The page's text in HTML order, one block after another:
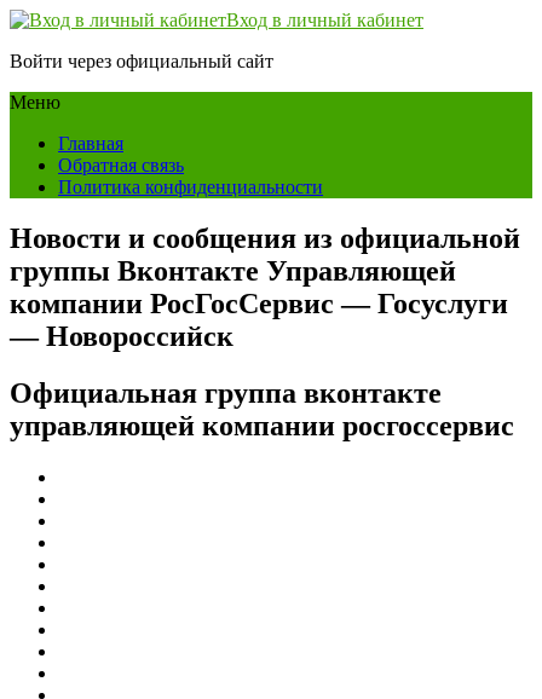
Вход в личный кабинет
Войти через официальный сайт
Меню
Главная
Обратная связь
Политика конфиденциальности
Новости и сообщения из официальной
группы Вконтакте Управляющей
компании РосГосСервис — Госуслуги
— Новороссийск
Официальная группа вконтакте
управляющей компании росгоссервис